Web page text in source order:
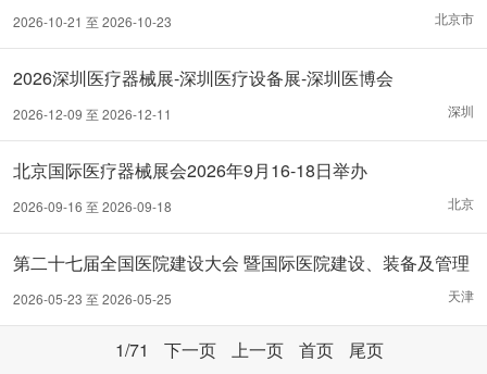
北京市
2026-10-21 至 2026-10-23
2026深圳医疗器械展-深圳医疗设备展-深圳医博会
深圳
2026-12-09 至 2026-12-11
北京国际医疗器械展会2026年9月16-18日举办
北京
2026-09-16 至 2026-09-18
第二十七届全国医院建设大会 暨国际医院建设、装备及管理
展览会
天津
2026-05-23 至 2026-05-25
1/71 下一页 上一页 首页 尾页